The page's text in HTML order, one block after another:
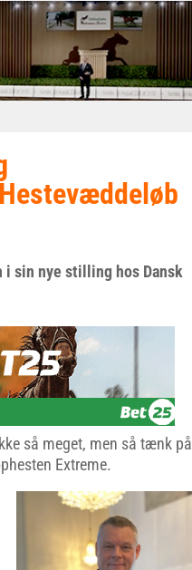
sin nye stilling hos Dansk
så meget, men så tænk på
Extreme.